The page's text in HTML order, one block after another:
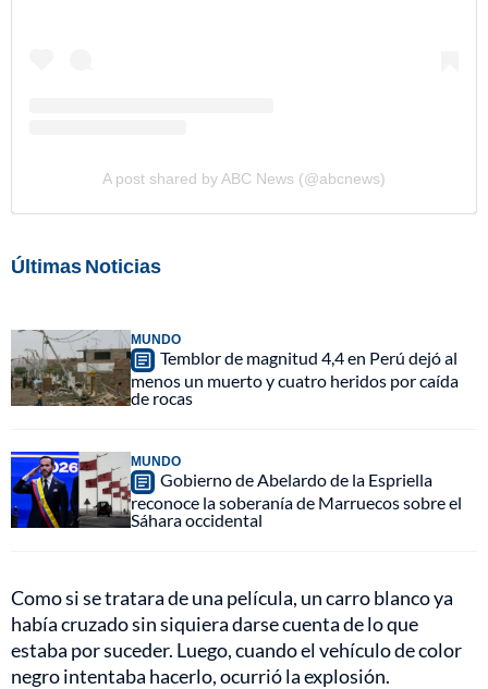
A post shared by ABC News (@abcnews)
Últimas Noticias
MUNDO
Temblor de magnitud 4,4 en Perú dejó al
menos un muerto y cuatro heridos por caída
de rocas
MUNDO
Gobierno de Abelardo de la Espriella
reconoce la soberanía de Marruecos sobre el
Sáhara occidental
Como si se tratara de una película, un carro blanco ya
había cruzado sin siquiera darse cuenta de lo que
estaba por suceder. Luego, cuando el vehículo de color
negro intentaba hacerlo, ocurrió la explosión.